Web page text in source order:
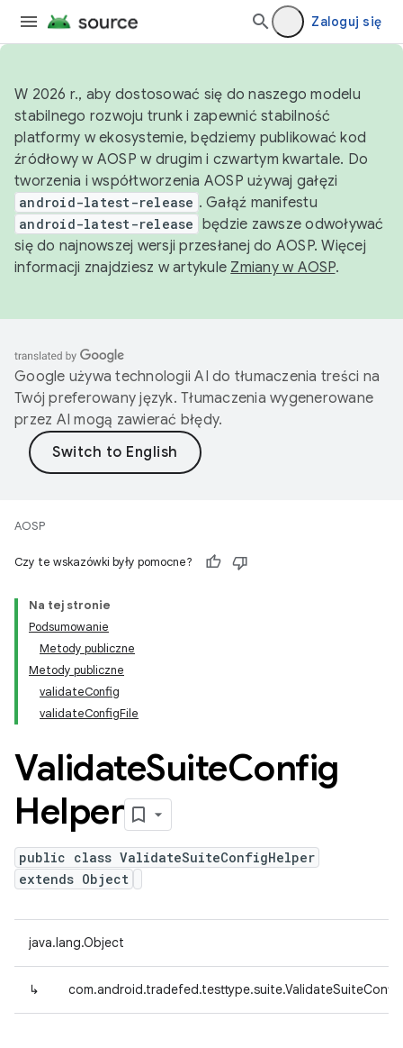
Zaloguj się
W 2026 r., aby dostosować się do naszego modelu
stabilnego rozwoju trunk i zapewnić stabilność
platformy w ekosystemie, będziemy publikować kod
źródłowy w AOSP w drugim i czwartym kwartale. Do
tworzenia i współtworzenia AOSP używaj gałęzi
android-latest-release . Gałąź manifestu
android-latest-release będzie zawsze odwoływać
się do najnowszej wersji przesłanej do AOSP. Więcej
informacji znajdziesz w artykule Zmiany w AOSP.
Google używa technologii AI do tłumaczenia treści na
Twój preferowany język. Tłumaczenia wygenerowane
przez AI mogą zawierać błędy.
AOSP
Czy te wskazówki były pomocne?
Na tej stronie
Podsumowanie
Metody publiczne
Metody publiczne
validateConfig
validateConfigFile
ValidateSuiteConfig
Helper
public class ValidateSuiteConfigHelper
extends Object
java.lang.Object
↳